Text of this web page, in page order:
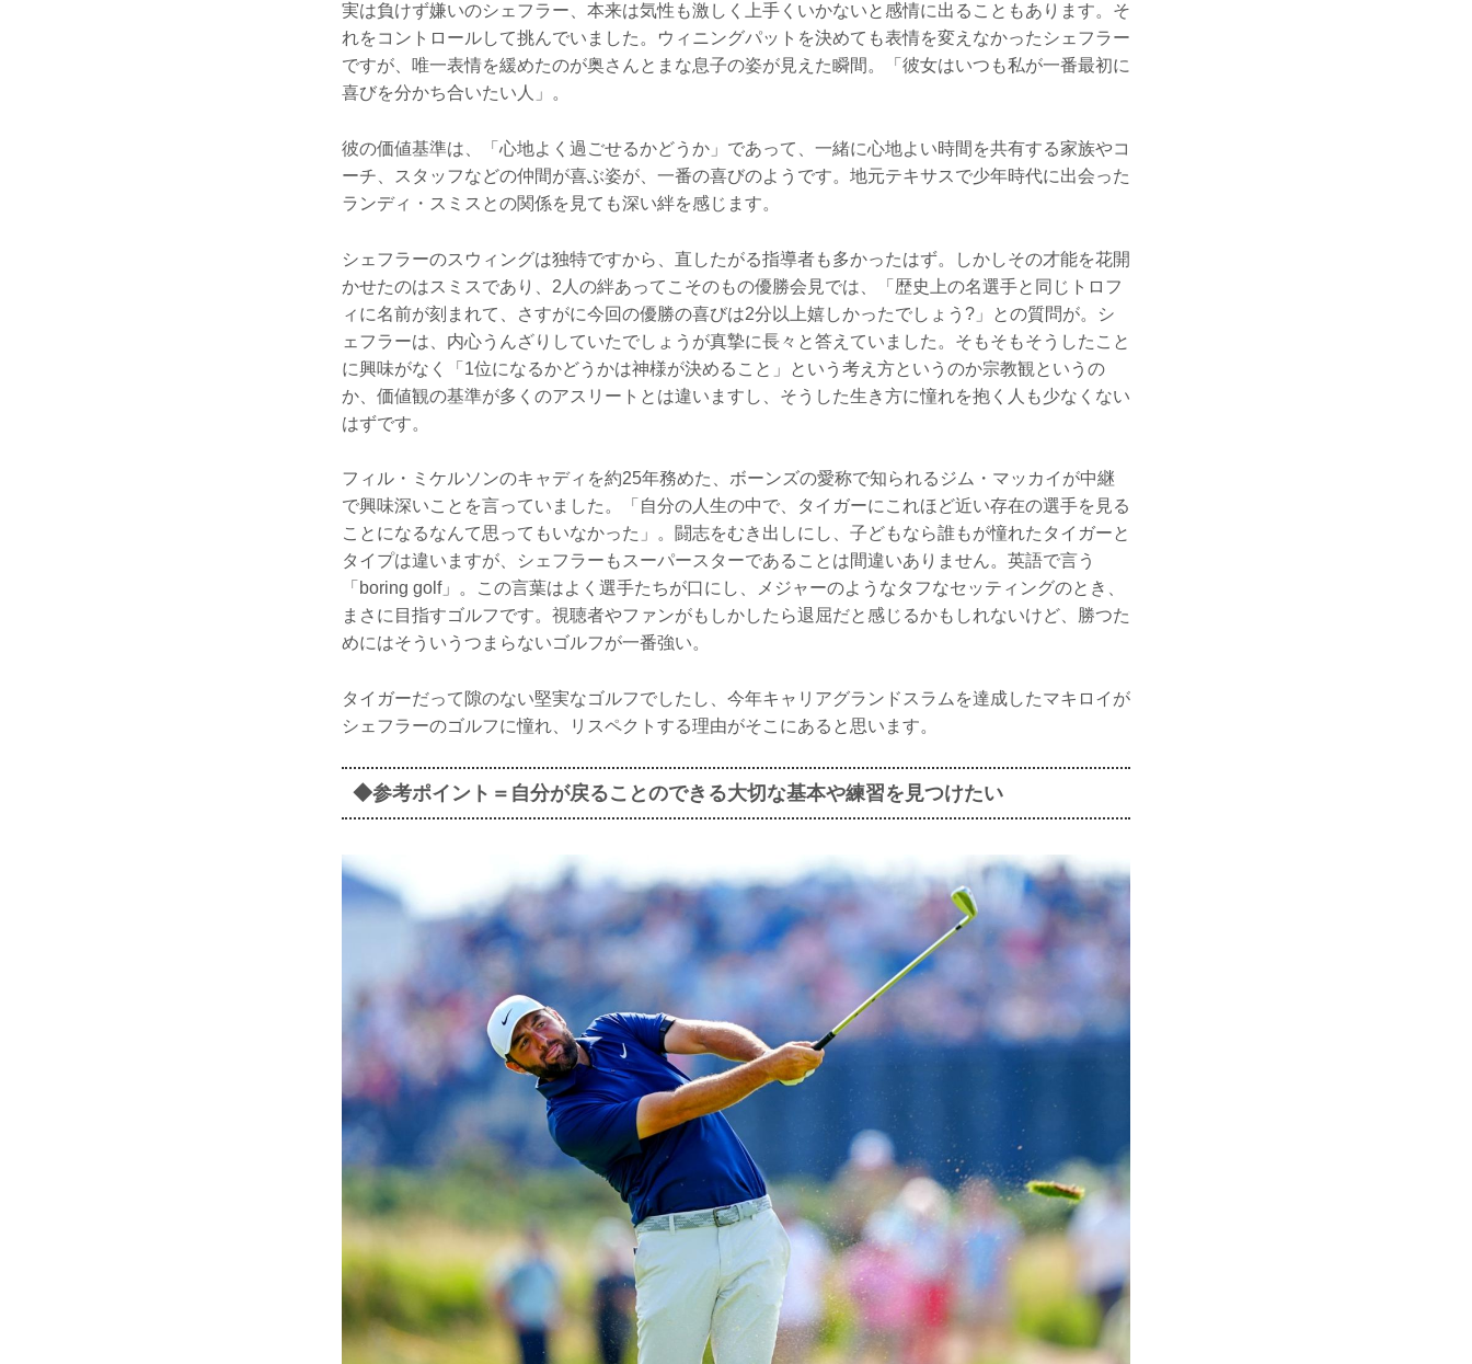
実は負けず嫌いのシェフラー、本来は気性も激しく上手くいかないと感情に出ることもあります。そ
れをコントロールして挑んでいました。ウィニングパットを決めても表情を変えなかったシェフラー
ですが、唯一表情を緩めたのが奥さんとまな息子の姿が見えた瞬間。「彼女はいつも私が一番最初に
喜びを分かち合いたい人」。
彼の価値基準は、「心地よく過ごせるかどうか」であって、一緒に心地よい時間を共有する家族やコ
ーチ、スタッフなどの仲間が喜ぶ姿が、一番の喜びのようです。地元テキサスで少年時代に出会った
ランディ・スミスとの関係を見ても深い絆を感じます。
シェフラーのスウィングは独特ですから、直したがる指導者も多かったはず。しかしその才能を花開
かせたのはスミスであり、2人の絆あってこそのもの優勝会見では、「歴史上の名選手と同じトロフ
ィに名前が刻まれて、さすがに今回の優勝の喜びは2分以上嬉しかったでしょう?」との質問が。シ
ェフラーは、内心うんざりしていたでしょうが真摯に長々と答えていました。そもそもそうしたこと
に興味がなく「1位になるかどうかは神様が決めること」という考え方というのか宗教観というの
か、価値観の基準が多くのアスリートとは違いますし、そうした生き方に憧れを抱く人も少なくない
はずです。
フィル・ミケルソンのキャディを約25年務めた、ボーンズの愛称で知られるジム・マッカイが中継
で興味深いことを言っていました。「自分の人生の中で、タイガーにこれほど近い存在の選手を見る
ことになるなんて思ってもいなかった」。闘志をむき出しにし、子どもなら誰もが憧れたタイガーと
タイプは違いますが、シェフラーもスーパースターであることは間違いありません。英語で言う
「boring golf」。この言葉はよく選手たちが口にし、メジャーのようなタフなセッティングのとき、
まさに目指すゴルフです。視聴者やファンがもしかしたら退屈だと感じるかもしれないけど、勝つた
めにはそういうつまらないゴルフが一番強い。
タイガーだって隙のない堅実なゴルフでしたし、今年キャリアグランドスラムを達成したマキロイが
シェフラーのゴルフに憧れ、リスペクトする理由がそこにあると思います。
◆参考ポイント＝自分が戻ることのできる大切な基本や練習を見つけたい